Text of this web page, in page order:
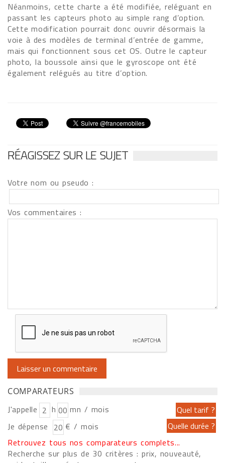
Néanmoins, cette charte a été modifiée, reléguant en
passant les capteurs photo au simple rang d’option.
Cette modification pourrait donc ouvrir désormais la
voie à des modèles de terminal d’entrée de gamme,
mais qui fonctionnent sous cet OS. Outre le capteur
photo, la boussole ainsi que le gyroscope ont été
également relégués au titre d’option.
RÉAGISSEZ SUR LE SUJET
Votre nom ou pseudo :
Vos commentaires :
COMPARATEURS
J'appelle h
mn / mois
Je dépense
€ / mois
Retrouvez tous nos comparateurs complets...
Recherche sur plus de 30 critères : prix, nouveauté,